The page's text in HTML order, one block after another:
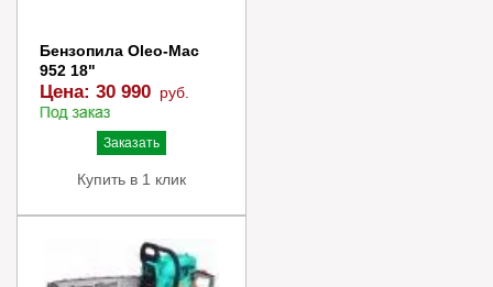
Бензопила Oleo-Mac
952 18"
Цена: 30 990 руб.
Заказать
Купить в 1 клик